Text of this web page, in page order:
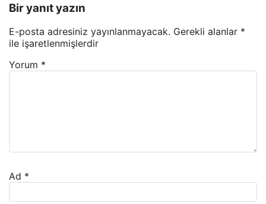
Bir yanıt yazın
E-posta adresiniz yayınlanmayacak. Gerekli alanlar *
ile işaretlenmişlerdir
Yorum *
Ad *